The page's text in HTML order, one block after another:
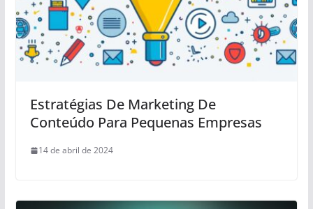
Estratégias De Marketing De
Conteúdo Para Pequenas Empresas
14 de abril de 2024